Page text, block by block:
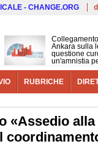
- CHANGE.ORG
Ankara sulla
questione
un'amnistia
RUBRICHE
«Assedio